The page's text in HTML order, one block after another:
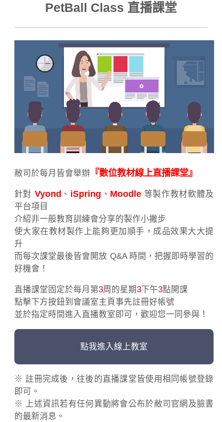
PetBall Class 直播課堂
敝司於每月皆會舉辦 『數位教材線上直播課堂』
針對 Vyond 、 iSpring 、 Moodle 等製作教材軟體及
平台項目
介紹非一般教育訓練會分享的製作小撇步
使大家在教材製作上能夠更加順手，成品效果大大提
升
而每次課堂最後皆會開放 Q&A 時間，把握即時學習的
好機會！
直播課堂固定於每月第3周的星期3下午3點開課
點擊下方按鈕到會議室主頁事先註冊好帳號
並於指定時間進入直播教室即可，歡迎您一同參與！
點我進入線上教室
※ 註冊完成後，往後的直播課堂皆使用相同帳號登錄
即可。
※ 上述資訊若有任何異動將會公布於敝司官網及臉書
的最新消息。